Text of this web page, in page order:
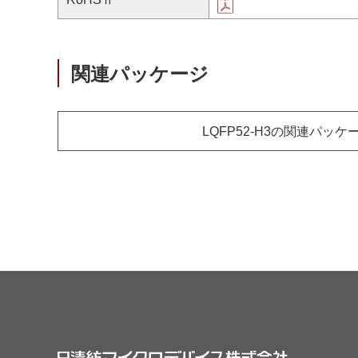
関連パッケージ
LQFP52-H3の関連パッケ